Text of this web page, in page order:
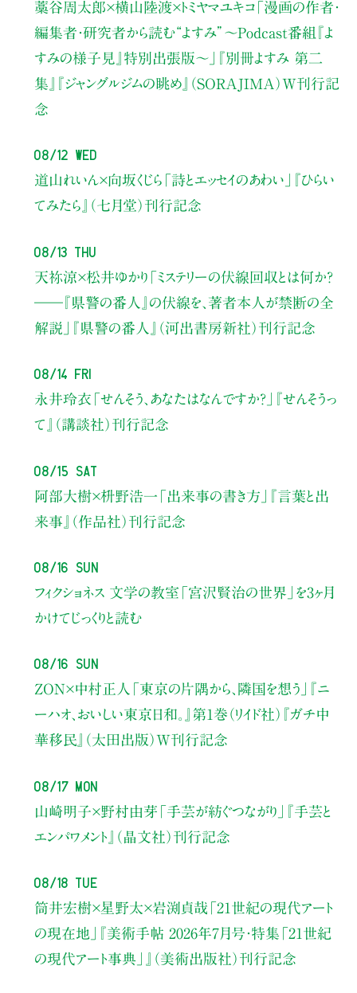
藁谷周太郎×横山陸渡×トミヤマユキコ「漫画の作者・
編集者・研究者から読む“よすみ” 〜Podcast番組『よ
すみの様子見』特別出張版〜」
『別冊よすみ 第二
集』『ジャングルジムの眺め』（SORAJIMA）W刊行記
念
08/12 Wed
道山れいん×向坂くじら 「詩とエッセイのあわい」
『ひらい
てみたら』（七月堂）刊行記念
08/13 Thu
天祢涼×松井ゆかり 「ミステリーの伏線回収とは何か？
――『県警の番人』の伏線を、著者本人が禁断の全
解説」
『県警の番人』（河出書房新社）刊行記念
08/14 Fri
永井玲衣 「せんそう、あなたはなんですか？」
『せんそうっ
て』（講談社）刊行記念
08/15 Sat
阿部大樹×枡野浩一 「出来事の書き方」
『言葉と出
来事』（作品社）刊行記念
08/16 Sun
フィクショネス 文学の教室 「宮沢賢治の世界」を3ヶ月
かけてじっくりと読む
08/16 Sun
ZON×中村正人 「東京の片隅から、隣国を想う」
『ニ
ーハオ、おいしい東京日和。』第1巻（リイド社）
『ガチ中
華移民』（太田出版）W刊行記念
08/17 Mon
山崎明子×野村由芽 「手芸が紡ぐつながり」
『手芸と
エンパワメント』（晶文社）刊行記念
08/18 Tue
筒井宏樹×星野太×岩渕貞哉 「21世紀の現代アート
の現在地」
『美術手帖 2026年7月号・特集「21世紀
の現代アート事典」』（美術出版社）刊行記念